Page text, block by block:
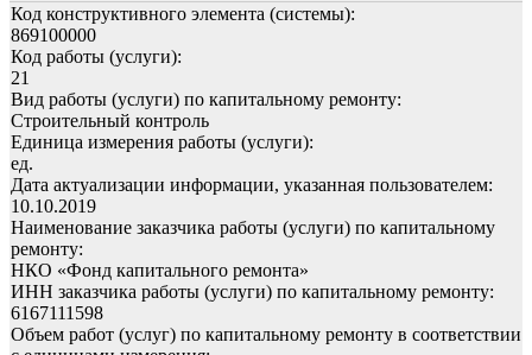
Код конструктивного элемента (системы):
869100000
Код работы (услуги):
21
Вид работы (услуги) по капитальному ремонту:
Строительный контроль
Единица измерения работы (услуги):
ед.
Дата актуализации информации, указанная пользователем:
10.10.2019
Наименование заказчика работы (услуги) по капитальному
ремонту:
НКО «Фонд капитального ремонта»
ИНН заказчика работы (услуги) по капитальному ремонту:
6167111598
Объем работ (услуг) по капитальному ремонту в соответствии